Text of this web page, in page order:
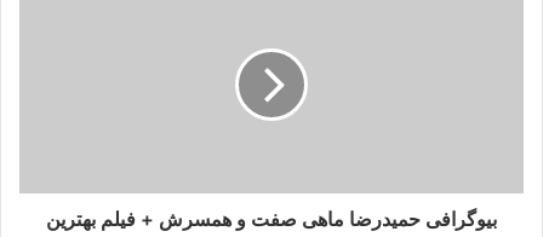
بیوگرافی حمیدرضا ماهی صفت و همسرش + فیلم بهترین